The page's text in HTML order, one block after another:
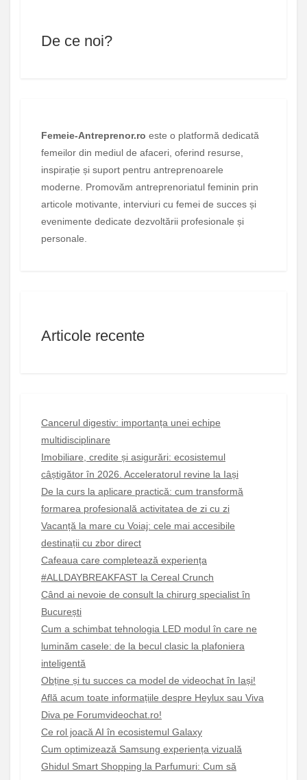
De ce noi?
Femeie-Antreprenor.ro este o platformă dedicată
femeilor din mediul de afaceri, oferind resurse,
inspirație și suport pentru antreprenoarele
moderne. Promovăm antreprenoriatul feminin prin
articole motivante, interviuri cu femei de succes și
evenimente dedicate dezvoltării profesionale și
personale.
Articole recente
Cancerul digestiv: importanța unei echipe
multidisciplinare
Imobiliare, credite și asigurări: ecosistemul
câștigător în 2026. Acceleratorul revine la Iași
De la curs la aplicare practică: cum transformă
formarea profesională activitatea de zi cu zi
Vacanță la mare cu Voiaj: cele mai accesibile
destinații cu zbor direct
Cafeaua care completează experiența
#ALLDAYBREAKFAST la Cereal Crunch
Când ai nevoie de consult la chirurg specialist în
București
Cum a schimbat tehnologia LED modul în care ne
luminăm casele: de la becul clasic la plafoniera
inteligentă
Obține și tu succes ca model de videochat în Iași!
Află acum toate informațiile despre Heylux sau Viva
Diva pe Forumvideochat.ro!
Ce rol joacă AI în ecosistemul Galaxy
Cum optimizează Samsung experiența vizuală
Ghidul Smart Shopping la Parfumuri: Cum să